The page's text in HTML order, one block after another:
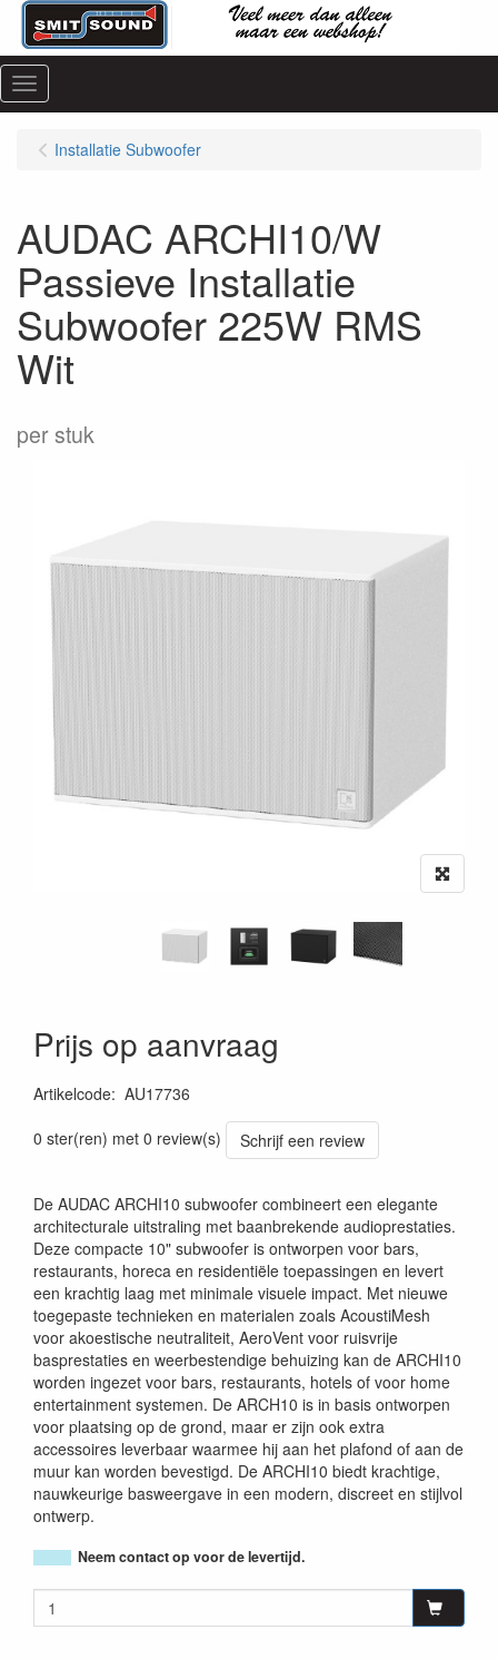
Menu
Installatie Subwoofer
AUDAC ARCHI10/W
Passieve Installatie
Subwoofer 225W RMS
Wit
per stuk
Prijs op aanvraag
Artikelcode: AU17736
0 ster(ren) met 0 review(s)
Schrijf een review
De AUDAC ARCHI10 subwoofer combineert een elegante
architecturale uitstraling met baanbrekende audioprestaties.
Deze compacte 10" subwoofer is ontworpen voor bars,
restaurants, horeca en residentiële toepassingen en levert
een krachtig laag met minimale visuele impact. Met nieuwe
toegepaste technieken en materialen zoals AcoustiMesh
voor akoestische neutraliteit, AeroVent voor ruisvrije
basprestaties en weerbestendige behuizing kan de ARCHI10
worden ingezet voor bars, restaurants, hotels of voor home
entertainment systemen. De ARCH10 is in basis ontworpen
voor plaatsing op de grond, maar er zijn ook extra
accessoires leverbaar waarmee hij aan het plafond of aan de
muur kan worden bevestigd. De ARCHI10 biedt krachtige,
nauwkeurige basweergave in een modern, discreet en stijlvol
ontwerp.
Neem contact op voor de levertijd.